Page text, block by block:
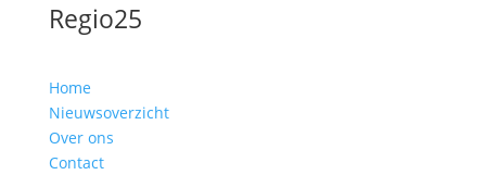
Regio25
Home
Nieuwsoverzicht
Over ons
Contact